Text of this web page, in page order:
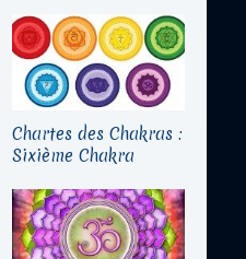
Chartes des Chakras :
Sixième Chakra